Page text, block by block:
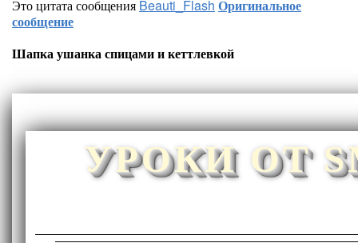
Это цитата сообщения Beauti_Flash Оригинальное
сообщение
Шапка ушанка спицами и кеттлевкой
УРОКИ ОТ